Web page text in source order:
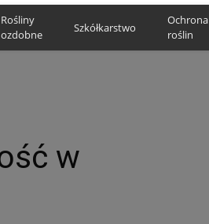
Rośliny
ozdobne
Szkółkarstwo
Ochrona
roślin
w